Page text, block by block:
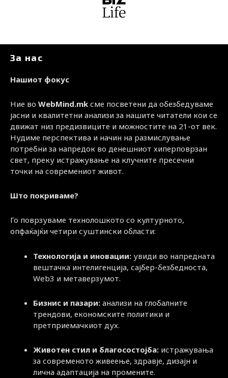
За нас
Нашиот фокус
Ние во WebMind.mk сме посветени да обезбедуваме
јасни и квалитетни анализи за нашите читатели кои се
движат низ предизвиците и можностите на 21-от век.
Нудиме перспектива и начин на размислување
потребни за напредок во денешниот хиперповрзан
свет, преку истражување на клучните пресечни
точки на современиот живот.
Што покриваме?
Го поврзуваме технолошкото со културното,
опфаќајќи четири суштински области:
Технологија и иновации: увиди во напредната
вештачка интелигенција, сајбер-безбедноста,
Web3 и метаверзумот.
Бизнис и пазари: анализи на глобалните
трендови, економските политики и
претприемачкиот дух.
Животен стил и благосостојба: истражувања
за современото живеење, здравје, дизајн и
лична адаптација на промените.